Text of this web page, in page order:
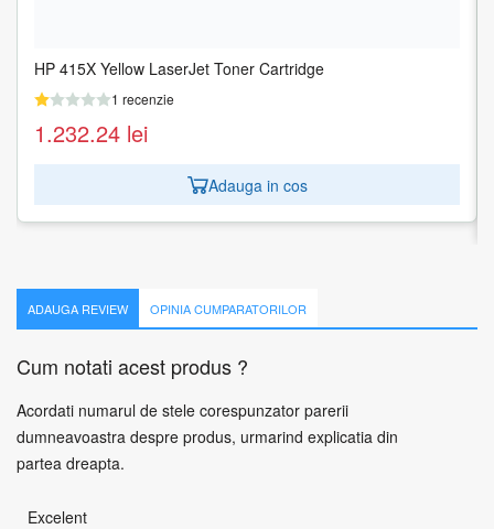
HP 415X Yellow LaserJet Toner Cartridge
1 recenzie
1.232.24 lei
Adauga in cos
XEROX 106R01294 Toner Xerox negru Phaser 5550, 30000
pagini
Adauga in cos
ADAUGA REVIEW OPINIA CUMPARATORILOR
Cum notati acest produs ?
Acordati numarul de stele corespunzator parerii
dumneavoastra despre produs, urmarind explicatia din
partea dreapta.
Excelent